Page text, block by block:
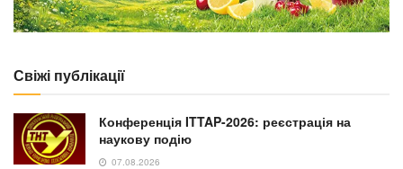
Свіжі публікації
Конференція ITTAP-2026: реєстрація на
наукову подію
07.08.2026